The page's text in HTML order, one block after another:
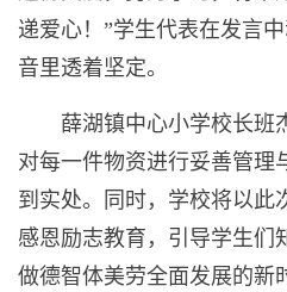
递爱心！”学生代表在发言
音里透着坚定。
薛湖镇中心小学校长班
对每一件物资进行妥善管理
到实处。同时，学校将以此
感恩励志教育，引导学生们
做德智体美劳全面发展的新